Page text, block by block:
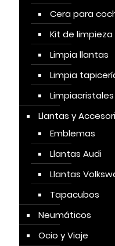
Cera para
Kit de limpieza
Limpia llantas
Limpia
Limpiacristales
Llantas y
Emblemas
Llantas Audi
Llantas
Tapacubos
Neumáticos
Ocio y Viaje